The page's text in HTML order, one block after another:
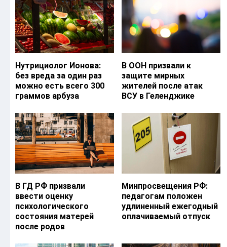
Нутрициолог Ионова:
без вреда за один раз
можно есть всего 300
граммов арбуза
В ООН призвали к
защите мирных
жителей после атак
ВСУ в Геленджике
В ГД РФ призвали
ввести оценку
психологического
состояния матерей
после родов
Минпросвещения РФ:
педагогам положен
удлиненный ежегодный
оплачиваемый отпуск